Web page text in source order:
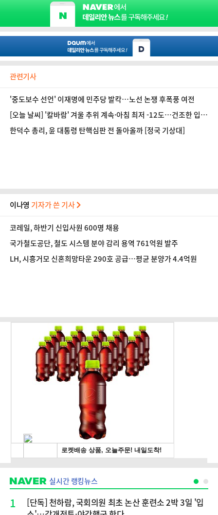
관련기사
'중도보수 선언' 이재명에 민주당 발칵…노선 논쟁 후폭풍 여전
[오늘 날씨] '칼바람' 겨울 추위 계속·아침 최저 -12도…건조한 입
술 고민이라면
한덕수 총리, 윤 대통령 탄핵심판 전 돌아올까 [정국 기상대]
이나영 기자가 쓴 기사
코레일, 하반기 신입사원 600명 채용
국가철도공단, 철도 시스템 분야 감리 용역 761억원 발주
LH, 시흥거모 신혼희망타운 290호 공급…평균 분양가 4.4억원
실시간 랭킹뉴스
1
[단독] 천하람, 국회의원 최초 논산 훈련소 2박 3일 '입